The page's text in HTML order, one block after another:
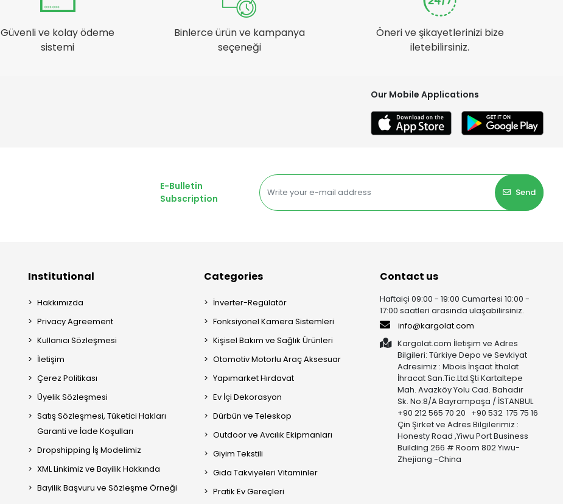
Güvenli ve kolay ödeme
sistemi
Binlerce ürün ve kampanya
seçeneği
Öneri ve şikayetlerinizi bize
iletebilirsiniz.
Our Mobile Applications
E-Bulletin
Subscription
Send
Institutional
Hakkımızda
Privacy Agreement
Kullanıcı Sözleşmesi
İletişim
Çerez Politikası
Üyelik Sözleşmesi
Satış Sözleşmesi, Tüketici Hakları
Garanti ve İade Koşulları
Dropshipping İş Modelimiz
XML Linkimiz ve Bayilik Hakkında
Bayilik Başvuru ve Sözleşme Örneği
Categories
İnverter-Regülatör
Fonksiyonel Kamera Sistemleri
Kişisel Bakım ve Sağlık Ürünleri
Otomotiv Motorlu Araç Aksesuar
Yapımarket Hırdavat
Ev İçi Dekorasyon
Dürbün ve Teleskop
Outdoor ve Avcılık Ekipmanları
Giyim Tekstili
Gıda Takviyeleri Vitaminler
Pratik Ev Gereçleri
Contact us
Haftaiçi 09:00 - 19:00 Cumartesi 10:00 -
17:00 saatleri arasında ulaşabilirsiniz.
info@kargolat.com
Kargolat.com İletişim ve Adres
Bilgileri: Türkiye Depo ve Sevkiyat
Adresimiz : Mbois İnşaat İthalat
İhracat San.Tic.Ltd.Şti Kartaltepe
Mah. Avazköy Yolu Cad. Bahadır
Sk. No:8/A Bayrampaşa / İSTANBUL
+90 212 565 70 20 +90 532 175 75 16
Çin Şirket ve Adres Bilgilerimiz :
Honesty Road ,Yiwu Port Business
Building 266 # Room 802 Yiwu-
Zhejiang -China